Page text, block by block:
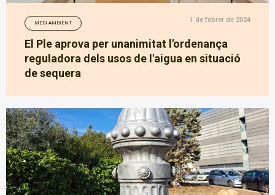
MEDI AMBIENT 1 de febrer de 2024
El Ple aprova per unanimitat l'ordenança
reguladora dels usos de l'aigua en situació
de sequera